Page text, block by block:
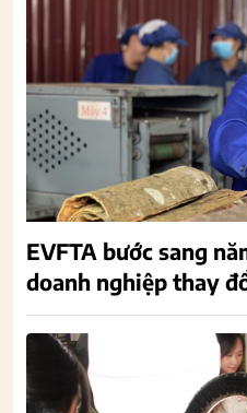
EVFTA bước sang
doanh nghiệp thay